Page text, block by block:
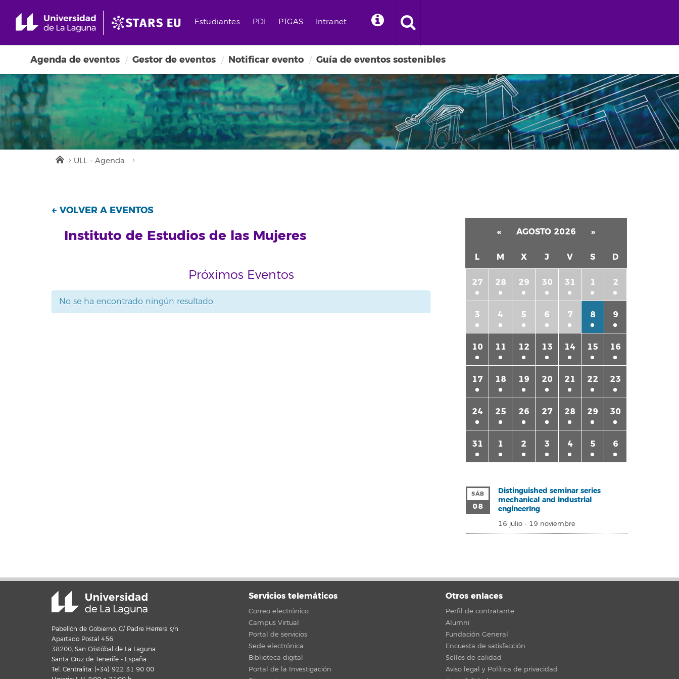
Estudiantes PDI PTGAS Intranet
Agenda de eventos Gestor de eventos Notificar evento Guía de eventos sostenibles
ULL - Agenda
← VOLVER A EVENTOS
Instituto de Estudios de las Mujeres
Próximos Eventos
No se ha encontrado ningún resultado.
« AGOSTO 2026 »
L M X J V S D
27 28 29 30 31 1 2
3 4 5 6 7 8 9
10 11 12 13 14 15 16
17 18 19 20 21 22 23
24 25 26 27 28 29 30
31 1 2 3 4 5 6
SÁB
08
Distinguished seminar series
mechanical and industrial
engineerIng
16 julio - 19 noviembre
Pabellón de Gobierno, C/ Padre Herrera s/n
Apartado Postal 456
38200, San Cristóbal de La Laguna
Santa Cruz de Tenerife - España
Tel. Centralita: (+34) 922 31 90 00
Servicios telemáticos
Correo electrónico
Campus Virtual
Portal de servicios
Sede electrónica
Biblioteca digital
Portal de la Investigación
Otros enlaces
Perfil de contratante
Alumni
Fundación General
Encuesta de satisfacción
Sellos de calidad
Aviso legal y Política de privacidad